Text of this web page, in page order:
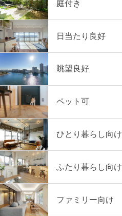
庭付き
日当たり良好
眺望良好
ペット可
ひとり暮らし向け
ふたり暮らし向け
ファミリー向け